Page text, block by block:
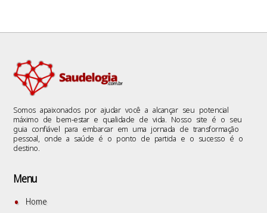
Somos apaixonados por ajudar você a alcançar seu potencial
máximo de bem-estar e qualidade de vida. Nosso site é o seu
guia confiável para embarcar em uma jornada de transformação
pessoal, onde a saúde é o ponto de partida e o sucesso é o
destino.
Menu
Home